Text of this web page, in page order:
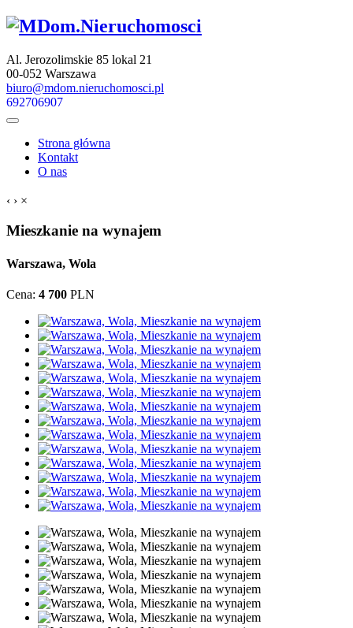
Al. Jerozolimskie 85 lokal 21
00-052 Warszawa
biuro@mdom.nieruchomosci.pl
692706907
Strona główna
Kontakt
O nas
‹ › ×
Mieszkanie na wynajem
Warszawa, Wola
Cena: 4 700 PLN